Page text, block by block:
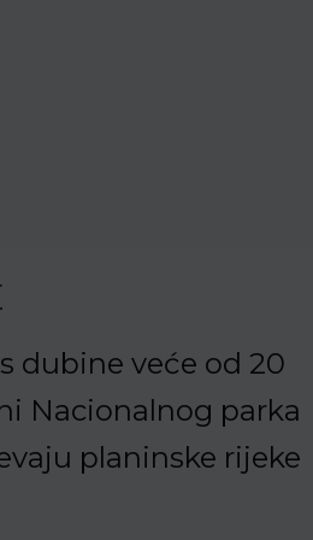
dubine veće od 20
Nacionalnog parka
planinske rijeke